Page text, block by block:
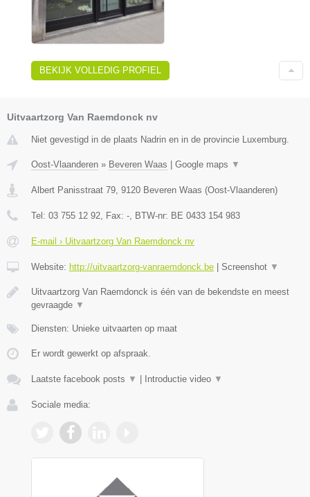
BEKIJK VOLLEDIG PROFIEL
Uitvaartzorg Van Raemdonck nv
Niet gevestigd in de plaats Nadrin en in de provincie Luxemburg.
Oost-Vlaanderen » Beveren Waas Google maps ▼
Albert Panisstraat 79 9120 Beveren Waas (Oost-Vlaanderen)
Tel: 03 755 12 92 , Fax: - , BTW-nr: BE 0433 154 983
E-mail › Uitvaartzorg Van Raemdonck nv
Website: http://uitvaartzorg-vanraemdonck.be Screenshot ▼
Uitvaartzorg Van Raemdonck is één van de bekendste en meest
gevraagde ▼
Diensten: Unieke uitvaarten op maat
Er wordt gewerkt op afspraak.
Laatste facebook posts ▼ Introductie video ▼
Sociale media: